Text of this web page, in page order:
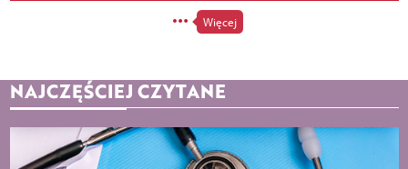
Więcej
NAJCZĘŚCIEJ CZYTANE